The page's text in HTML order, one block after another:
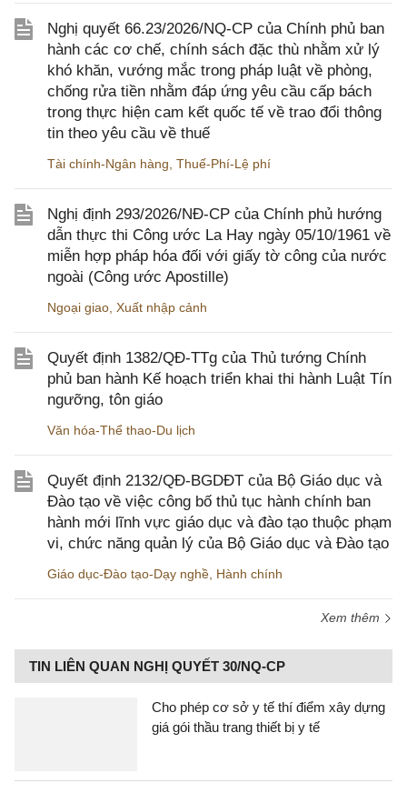
Nghị quyết 66.23/2026/NQ-CP của Chính phủ ban
hành các cơ chế, chính sách đặc thù nhằm xử lý
khó khăn, vướng mắc trong pháp luật về phòng,
chống rửa tiền nhằm đáp ứng yêu cầu cấp bách
trong thực hiện cam kết quốc tế về trao đổi thông
tin theo yêu cầu về thuế
Tài chính-Ngân hàng Thuế-Phí-Lệ phí
Nghị định 293/2026/NĐ-CP của Chính phủ hướng
dẫn thực thi Công ước La Hay ngày 05/10/1961 về
miễn hợp pháp hóa đối với giấy tờ công của nước
ngoài (Công ước Apostille)
Ngoại giao Xuất nhập cảnh
Quyết định 1382/QĐ-TTg của Thủ tướng Chính
phủ ban hành Kế hoạch triển khai thi hành Luật Tín
ngưỡng, tôn giáo
Văn hóa-Thể thao-Du lịch
Quyết định 2132/QĐ-BGDĐT của Bộ Giáo dục và
Đào tạo về việc công bố thủ tục hành chính ban
hành mới lĩnh vực giáo dục và đào tạo thuộc phạm
vi, chức năng quản lý của Bộ Giáo dục và Đào tạo
Giáo dục-Đào tạo-Dạy nghề Hành chính
Xem thêm
TIN LIÊN QUAN NGHỊ QUYẾT 30/NQ-CP
Cho phép cơ sở y tế thí điểm xây dựng
giá gói thầu trang thiết bị y tế